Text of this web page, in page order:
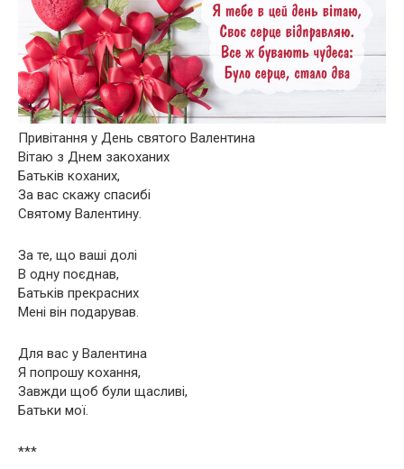
Привітання у День святого Валентина
Вітаю з Днем закоханих
Батьків коханих,
За вас скажу спасибі
Святому Валентину.
За те, що ваші долі
В одну поєднав,
Батьків прекрасних
Мені він подарував.
Для вас у Валентина
Я попрошу кохання,
Завжди щоб були щасливі,
Батьки мої.
***